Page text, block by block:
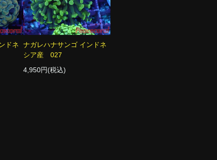
ドネ
ナガレハナサンゴ インドネ
シア産 027
4,950円(税込)